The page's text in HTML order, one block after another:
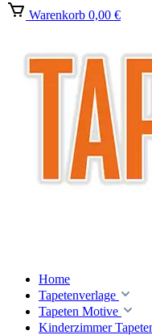
Warenkorb 0,00 €
Home
Tapetenverlage
Tapeten Motive
Kinderzimmer